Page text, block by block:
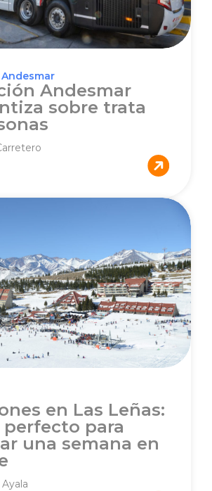
Andesmar
sobre trata
en Las Leñas:
para
una semana en